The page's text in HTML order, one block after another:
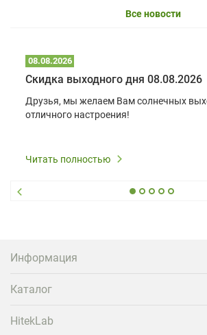
Все новости
08.08.2026
Скидка выходного дня 08.08.2026
Друзья, мы желаем Вам солнечных
отличного настроения!
Читать полностью
Информация
Каталог
HitekLab